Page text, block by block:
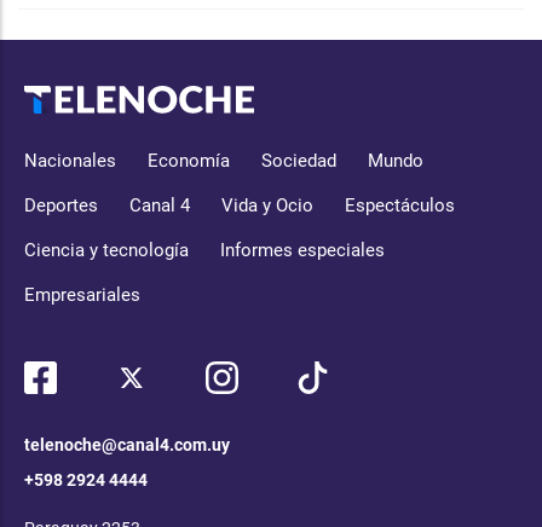
Nacionales Economía Sociedad Mundo
Deportes Canal 4 Vida y Ocio Espectáculos
Ciencia y tecnología Informes especiales
Empresariales
telenoche@canal4.com.uy
+598 2924 4444